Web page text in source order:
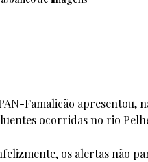
Famalicão apresentou,
ocorridas no rio
os alertas não